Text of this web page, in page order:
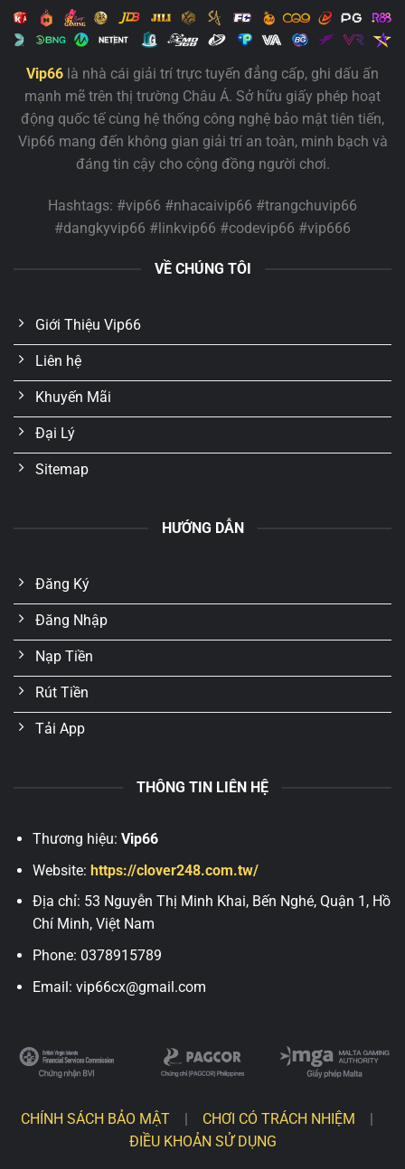
Vip66 là nhà cái giải trí trực tuyến đẳng cấp, ghi dấu ấn
mạnh mẽ trên thị trường Châu Á. Sở hữu giấy phép hoạt
động quốc tế cùng hệ thống công nghệ bảo mật tiên tiến,
Vip66 mang đến không gian giải trí an toàn, minh bạch và
đáng tin cậy cho cộng đồng người chơi.
Hashtags: #vip66 #nhacaivip66 #trangchuvip66
#dangkyvip66 #linkvip66 #codevip66 #vip666
VỀ CHÚNG TÔI
Giới Thiệu Vip66
Liên hệ
Khuyến Mãi
Đại Lý
Sitemap
HƯỚNG DẪN
Đăng Ký
Đăng Nhập
Nạp Tiền
Rút Tiền
Tải App
THÔNG TIN LIÊN HỆ
Thương hiệu: Vip66
Website: https://clover248.com.tw/
Địa chỉ: 53 Nguyễn Thị Minh Khai, Bến Nghé, Quận 1, Hồ
Chí Minh, Việt Nam
Phone: 0378915789
Email: vip66cx@gmail.com
CHÍNH SÁCH BẢO MẬT CHƠI CÓ TRÁCH NHIỆM
ĐIỀU KHOẢN SỬ DỤNG